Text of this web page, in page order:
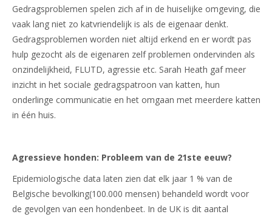
Gedragsproblemen spelen zich af in de huiselijke omgeving, die
vaak lang niet zo katvriendelijk is als de eigenaar denkt.
Gedragsproblemen worden niet altijd erkend en er wordt pas
hulp gezocht als de eigenaren zelf problemen ondervinden als
onzindelijkheid, FLUTD, agressie etc. Sarah Heath gaf meer
inzicht in het sociale gedragspatroon van katten, hun
onderlinge communicatie en het omgaan met meerdere katten
in één huis.
Agressieve honden: Probleem van de 21ste eeuw?
Epidemiologische data laten zien dat elk jaar 1 % van de
Belgische bevolking(100.000 mensen) behandeld wordt voor
de gevolgen van een hondenbeet. In de UK is dit aantal